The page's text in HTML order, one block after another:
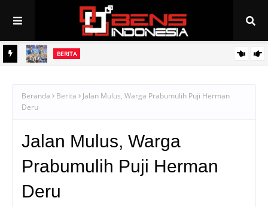
BERITA
Beranda Berita
Jalan Mulus, Warga Prabumulih Puji Herman
Deru
Jalan Mulus, Warga
Prabumulih Puji Herman
Deru